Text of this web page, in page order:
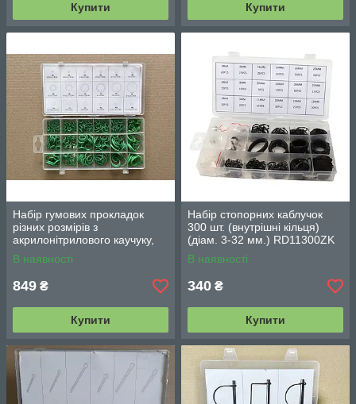
Купити Купити
Набір гумових прокладок
різних розмірів з
акрилонітрилового каучуку,
270 шт YATO YT-06879
В наявності
849 ₴
Купити
Набір стопорних каблучок
300 шт. (внутрішні кільця)
(діам. 3-32 мм.) RD11300ZK
В наявності
340 ₴
Купити